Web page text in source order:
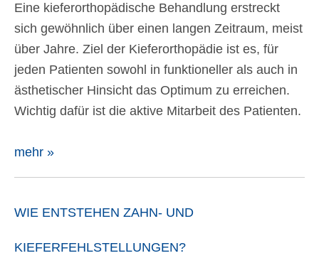
Eine kieferorthopädische Behandlung erstreckt
sich gewöhnlich über einen langen Zeitraum, meist
über Jahre. Ziel der Kieferorthopädie ist es, für
jeden Patienten sowohl in funktioneller als auch in
ästhetischer Hinsicht das Optimum zu erreichen.
Wichtig dafür ist die aktive Mitarbeit des Patienten.
mehr »
WIE ENTSTEHEN ZAHN- UND
KIEFERFEHLSTELLUNGEN?